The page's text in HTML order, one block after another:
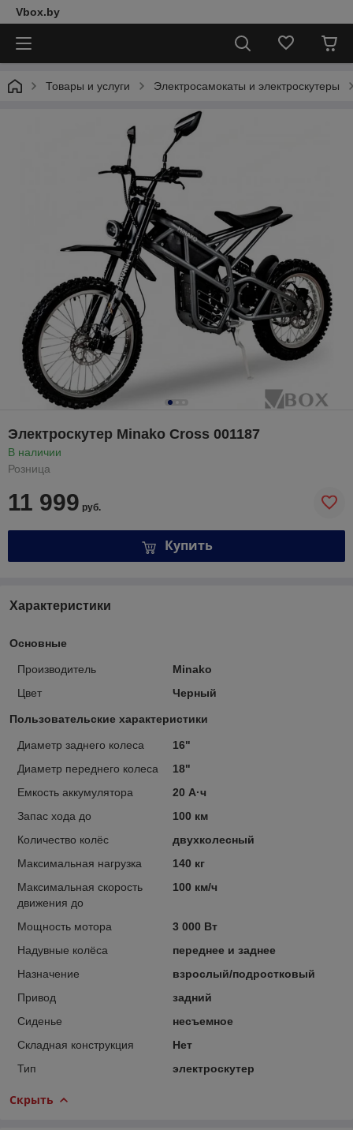
Vbox.by
Товары и услуги Электросамокаты и электроскутеры
Электроскутер Minako Cross 001187
В наличии
Розница
11 999 руб.
Купить
Характеристики
Основные
Производитель
Minako
Цвет
Черный
Пользовательские характеристики
Диаметр заднего колеса
16"
Диаметр переднего колеса
18"
Емкость аккумулятора
20 А·ч
Запас хода до
100 км
Количество колёс
двухколесный
Максимальная нагрузка
140 кг
Максимальная скорость
движения до
100 км/ч
Мощность мотора
3 000 Вт
Надувные колёса
переднее и заднее
Назначение
взрослый/подростковый
Привод
задний
Сиденье
несъемное
Складная конструкция
Нет
Тип
электроскутер
Скрыть